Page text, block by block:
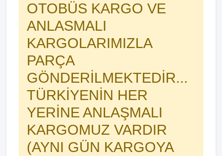
OTOBÜS KARGO VE
ANLASMALI
KARGOLARIMIZLA
PARÇA
GÖNDERİLMEKTEDİR...
TÜRKİYENİN HER
YERİNE ANLAŞMALI
KARGOMUZ VARDIR
(AYNI GÜN KARGOYA